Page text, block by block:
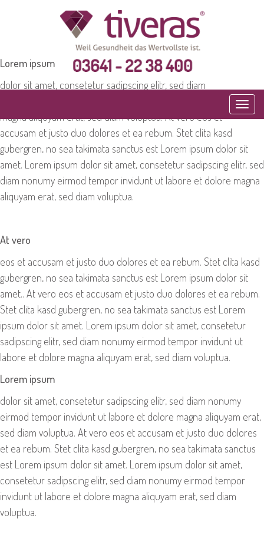
Lorem ipsum
dolor sit amet, consetetur sadipscing elitr, sed diam
magna aliquyam erat, sed diam voluptua. At vero eos et
accusam et justo duo dolores et ea rebum. Stet clita kasd
gubergren, no sea takimata sanctus est Lorem ipsum dolor sit
amet. Lorem ipsum dolor sit amet, consetetur sadipscing elitr, sed
diam nonumy eirmod tempor invidunt ut labore et dolore magna
aliquyam erat, sed diam voluptua.
At vero
eos et accusam et justo duo dolores et ea rebum. Stet clita kasd
gubergren, no sea takimata sanctus est Lorem ipsum dolor sit
amet.. At vero eos et accusam et justo duo dolores et ea rebum.
Stet clita kasd gubergren, no sea takimata sanctus est Lorem
ipsum dolor sit amet. Lorem ipsum dolor sit amet, consetetur
sadipscing elitr, sed diam nonumy eirmod tempor invidunt ut
labore et dolore magna aliquyam erat, sed diam voluptua.
Lorem ipsum
dolor sit amet, consetetur sadipscing elitr, sed diam nonumy
eirmod tempor invidunt ut labore et dolore magna aliquyam erat,
sed diam voluptua. At vero eos et accusam et justo duo dolores
et ea rebum. Stet clita kasd gubergren, no sea takimata sanctus
est Lorem ipsum dolor sit amet. Lorem ipsum dolor sit amet,
consetetur sadipscing elitr, sed diam nonumy eirmod tempor
invidunt ut labore et dolore magna aliquyam erat, sed diam
voluptua.